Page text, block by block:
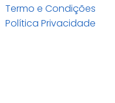
Termo e Condições
Política Privacidade